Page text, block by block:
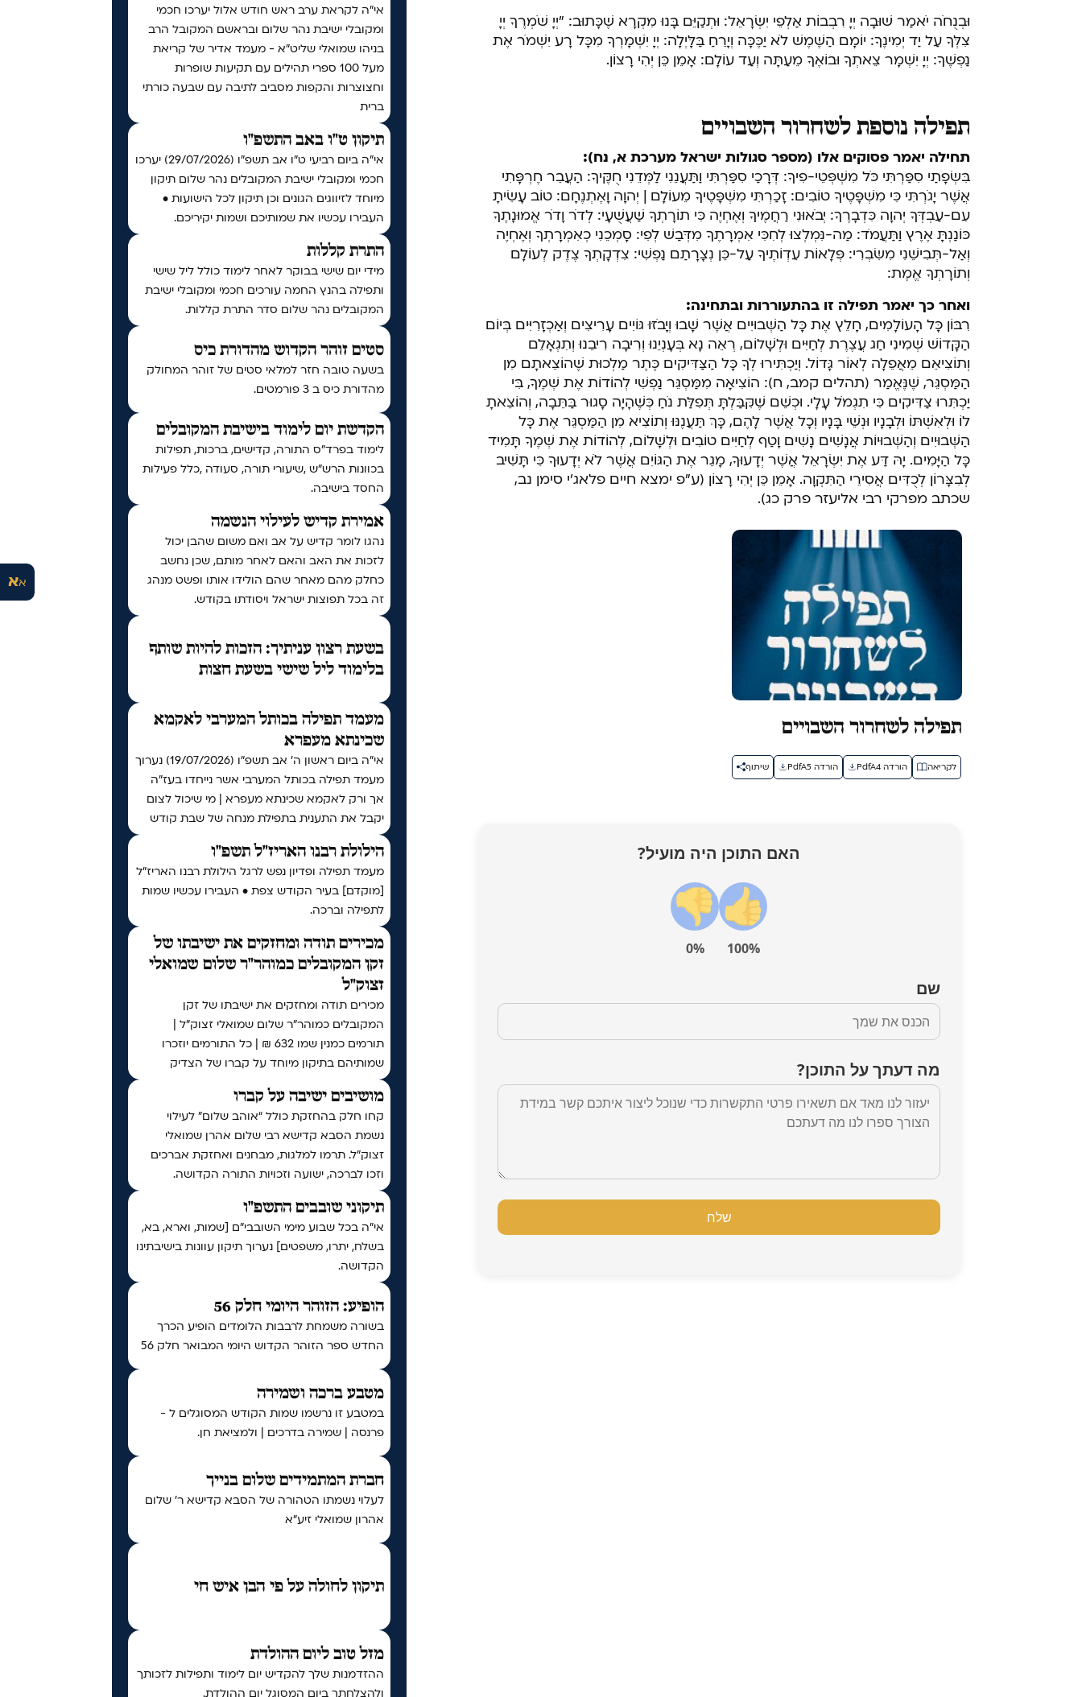
אא
אי"ה לקראת ערב ראש חודש אלול יערכו חכמי
ומקובלי ישיבת נהר שלום ובראשם המקובל הרב
בניהו שמואלי שליט״א - מעמד אדיר של קריאת
מעל 100 ספרי תהילים עם תקיעות שופרות
וחצוצרות והקפות מסביב לתיבה עם שבעה כורתי
ברית
תיקון ט"ו באב התשפ"ו
אי"ה ביום רביעי ט״ו אב תשפ״ו (29/07/2026) יערכו
חכמי ומקובלי ישיבת המקובלים נהר שלום תיקון
מיוחד לזיווגים הגונים וכן תיקון לכל הישועות •
העבירו עכשיו את שמותיכם ושמות יקיריכם.
התרת קללות
מידי יום שישי בבוקר לאחר לימוד כולל ליל שישי
ותפילה בהנץ החמה עורכים חכמי ומקובלי ישיבת
המקובלים נהר שלום סדר התרת קללות.
סטים זוהר הקדוש מהדורת כיס
בשעה טובה חזר למלאי סטים של זוהר המחולק
מהדורת כיס ב 3 פורמטים.
הקדשת יום לימוד בישיבת המקובלים
לימוד בפרד"ס התורה, קדישים, ברכות, תפילות
בכוונות הרש"ש ,שיעורי תורה, סעודה ,כלל פעילות
החסד בישיבה.
אמירת קדיש לעילוי הנשמה
נהגו לומר קדיש על אב ואם משום שהבן יכול
לזכות את האב והאם לאחר מותם, שכן נחשב
כחלק מהם מאחר שהם הולידו אותו ופשט מנהג
זה בכל תפוצות ישראל ויסודתו בקודש.
בשעת רצון עניתיך: הזכות להיות שותף
בלימוד ליל שישי בשעת חצות
מעמד תפילה בכותל המערבי לאקמא
שכינתא מעפרא
אי"ה ביום ראשון ה׳ אב תשפ״ו (19/07/2026) נערוך
מעמד תפילה בכותל המערבי אשר נייחדו בעז"ה
אך ורק לאקמא שכינתא מעפרא | מי שיכול לצום
יקבל את התענית בתפילת מנחה של שבת קודש
הילולת רבנו האריז"ל תשפ"ו
מעמד תפילה ופדיון נפש לרגל הילולת רבנו האריז"ל
[מוקדם] בעיר הקודש צפת • העבירו עכשיו שמות
לתפילה וברכה.
מכירים תודה ומחזקים את ישיבתו של
זקן המקובלים כמוהר"ר שלום שמואלי
זצוק"ל
מכירים תודה ומחזקים את ישיבתו של זקן
המקובלים כמוהר"ר שלום שמואלי זצוק"ל |
תורמים כמנין שמו 632 ₪ | כל התורמים יוזכרו
שמותיהם בתיקון מיוחד על קברו של הצדיק
מושיבים ישיבה על קברו
קחו חלק בהחזקת כולל “אוהב שלום” לעילוי
נשמת הסבא קדישא רבי שלום אהרן שמואלי
זצוק״ל. תרמו למלגות, מבחנים ואחזקת אברכים
וזכו לברכה, ישועה וזכויות התורה הקדושה.
תיקוני שובבים התשפ"ו
אי"ה בכל שבוע מימי השובבי"ם [שמות, וארא, בא,
בשלח, יתרו, משפטים] נערוך תיקון עוונות בישיבתינו
הקדושה.
הופיע: הזוהר היומי חלק 56
בשורה משמחת לרבבות הלומדים הופיע הכרך
החדש ספר הזוהר הקדוש היומי המבואר חלק 56
מטבע ברכה ושמירה
במטבע זו נרשמו שמות הקודש המסוגלים ל -
פרנסה | שמירה בדרכים | ולמציאת חן.
חברת המתמידים שלום בנייך
לעלוי נשמתו הטהורה של הסבא קדישא ר' שלום
אהרון שמואלי זיע"א
תיקון לחולה על פי הבן איש חי
מזל טוב ליום ההולדת
ההזדמנות שלך להקדיש יום לימוד ותפילות לזכותך
ולהצלחתך ביום המסוגל יום ההולדת.
וּבְנֻחֹה יֹאמַר שׁוּבָה יְיָ רִבְבוֹת אַלְפֵי יִשְׂרָאֵל: וּתְקַיֵּם בָּנוּ מִקְרָא שֶׁכָּתוּב: "יְיָ שֹׁמְרֶךָ יְיָ
צִלְּךָ עַל יַד יְמִינֶךָ: יוֹמָם הַשֶּׁמֶשׁ לֹא יַכֶּכָּה וְיָרֵחַ בַּלָּיְלָה: יְיָ יִשְׁמָרְךָ מִכָּל רָע יִשְׁמֹר אֶת
נַפְשֶׁךָ: יְיָ יִשְׁמָר צֵאתְךָ וּבוֹאֶךָ מֵעַתָּה וְעַד עוֹלָם: אָמֵן כֵּן יְהִי רָצוֹן.
תפילה נוספת לשחרור השבויים
תחילה יאמר פסוקים אלו (מספר סגולות ישראל מערכת א, נח):
בִּשְׂפָתַי סִפַּרְתִּי כֹּל מִשְׁפְּטֵי-פִיךָ: דְּרָכַי סִפַּרְתִּי וַתַּעֲנֵנִי לַמְּדֵנִי חֻקֶּיךָ: הַעֲבֵר חֶרְפָּתִי
אֲשֶׁר יָגֹרְתִּי כִּי מִשְׁפָּטֶיךָ טוֹבִים: זָכַרְתִּי מִשְׁפָּטֶיךָ מֵעוֹלָם | יְהוָה וָאֶתְנֶחָם: טוֹב עָשִׂיתָ
עִם-עַבְדְּךָ יְהוָה כִּדְבָרֶךָ: יְבֹאוּנִי רַחֲמֶיךָ וְאֶחְיֶה כִּי תוֹרָתְךָ שַׁעֲשֻׁעָי: לְדֹר וָדֹר אֱמוּנָתֶךָ
כּוֹנַנְתָּ אֶרֶץ וַתַּעֲמֹד: מַה-נִּמְלְצוּ לְחִכִּי אִמְרָתֶךָ מִדְּבַשׁ לְפִי: סָמְכֵנִי כְאִמְרָתְךָ וְאֶחְיֶה
וְאַל-תְּבִישֵׁנִי מִשִּׂבְרִי: פְּלָאוֹת עֵדְוֹתֶיךָ עַל-כֵּן נְצָרָתַם נַפְשִׁי: צִדְקָתְךָ צֶדֶק לְעוֹלָם
וְתוֹרָתְךָ אֱמֶת:
ואחר כך יאמר תפילה זו בהתעוררות ובתחינה:
רִבּוֹן כָּל הָעוֹלָמִים, חָלֵץ אֶת כָּל הַשְּׁבוּיִים אֲשֶׁר שָׁבוּ וְיָבֹזּוּ גּוֹיִים עָרִיצִים וְאַכְזָרִיִּים בְּיוֹם
הַקָּדוֹשׁ שְׁמִינִי חַג עֲצֶרֶת לְחַיִּים וּלְשָׁלוֹם, רְאֵה נָא בְּעָנְיֵנוּ וְרִיבָה רִיבֵנוּ וְתִגְאָלֵם
וְתוֹצִיאֵם מֵאֲפֵלָה לְאוֹר גָּדוֹל. וְיַכְתִּירוּ לְךָ כָּל הַצַּדִּיקִים כֶּתֶר מַלְכוּת שֶׁהוֹצֵאתָם מִן
הַמַּסְגֵּר, שֶׁנֶּאֱמַר (תהלים קמב, ח): הוֹצִיאָה מִמַּסְגֵּר נַפְשִׁי לְהוֹדוֹת אֶת שְׁמֶךָ, בִּי
יַכְתִּרוּ צַדִּיקִים כִּי תִגְמֹל עָלָי. וּכְשֵׁם שֶׁקִּבַּלְתָּ תְּפִלַּת נֹחַ כְּשֶׁהָיָה סָגוּר בַּתֵּבָה, וְהוֹצֵאתָ
לוֹ וּלְאִשְׁתּוֹ וּלְבָנָיו וּנְשֵׁי בָּנָיו וְכָל אֲשֶׁר לָהֶם, כָּךְ תַּעֲנֶנּוּ וְתוֹצִיא מִן הַמַּסְגֵּר אֶת כָּל
הַשְּׁבוּיִים וְהַשְּׁבוּיוֹת אֲנָשִׁים נָשִׁים וָטַף לְחַיִּים טוֹבִים וּלְשָׁלוֹם, לְהוֹדוֹת אֶת שְׁמֶךָ תָּמִיד
כָּל הַיָּמִים. יָהּ דַּע אֶת יִשְׂרָאֵל אֲשֶׁר יְדָעוּךָ, מָגֵר אֶת הַגּוֹיִם אֲשֶׁר לֹא יְדָעוּךָ כִּי תָּשִׁיב
לְבִצָּרוֹן לְכֻדִּים אֲסִירֵי הַתִּקְוָה. אָמֵן כֵּן יְהִי רָצוֹן (ע"פ ימצא חיים פלאג'י סימן נב,
שכתב מפרקי רבי אליעזר פרק כג).
תפילה לשחרור השבויים
לקריאה הורדה PdfA4 הורדה PdfA5 שיתוף
האם התוכן היה מועיל?
100%
0%
שם
מה דעתך על התוכן?